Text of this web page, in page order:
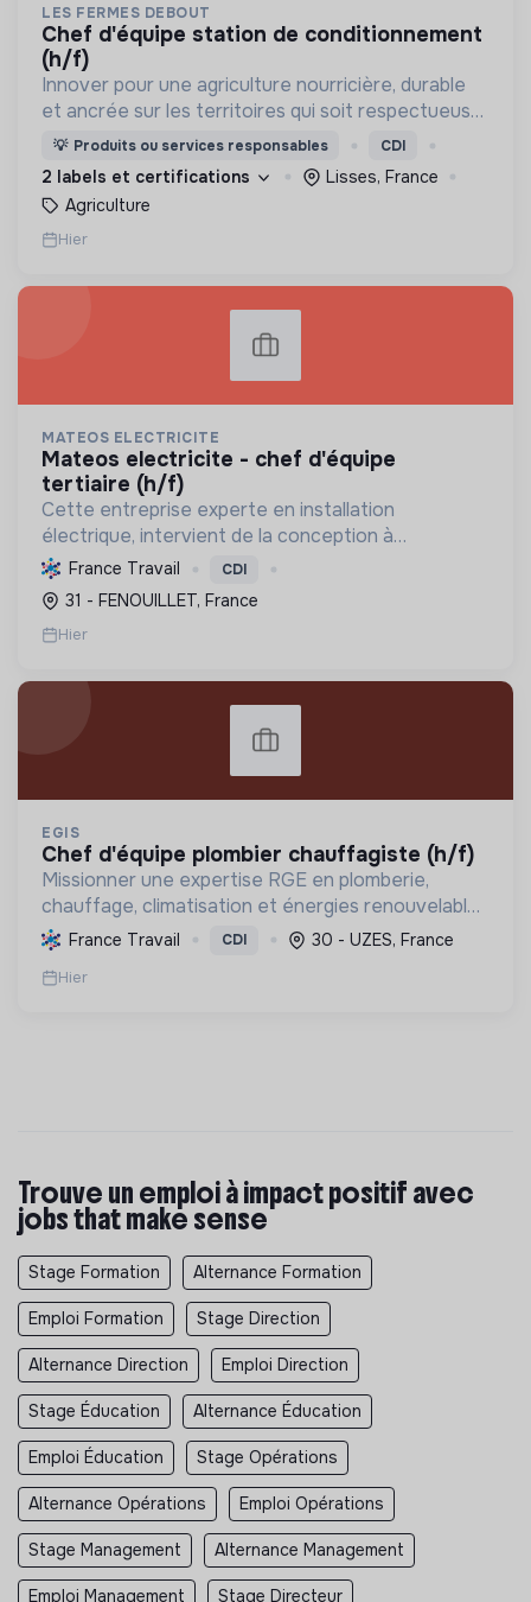
LES FERMES DEBOUT
chef d'équipe station de conditionnement
(h/f)
Innover pour une agriculture nourricière, durable
et ancrée sur les territoires qui soit respectueuse
de l'humain et des écosystèmes
💡 Produits ou services responsables CDI
2 labels et certifications
Lisses, France
Agriculture
Hier
MATEOS ELECTRICITE
mateos electricite - chef d'équipe
tertiaire (h/f)
Cette entreprise experte en installation
électrique, intervient de la conception à
l'exploitation, notamment pour les centrales
photovoltaïques. Elle contribue à la transition
écologique avec son Labe...
France Travail CDI
31 - FENOUILLET, France
Hier
EGIS
chef d'équipe plombier chauffagiste (h/f)
Missionner une expertise RGE en plomberie,
chauffage, climatisation et énergies renouvelables
pour les particuliers, professionnels et
collectivités, œuvrant pour la transition
énergétique et l'effica...
France Travail CDI 30 - UZES, France
Hier
Trouve un emploi à impact positif avec
jobs that make sense
Stage Formation Alternance Formation
Emploi Formation Stage Direction
Alternance Direction Emploi Direction
Stage Éducation Alternance Éducation
Emploi Éducation Stage Opérations
Alternance Opérations Emploi Opérations
Stage Management Alternance Management
Emploi Management Stage Directeur